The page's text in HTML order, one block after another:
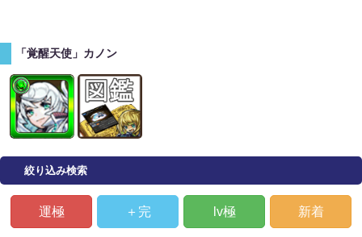
「覚醒天使」カノン
絞り込み検索
運極 ＋完 lv極 新着